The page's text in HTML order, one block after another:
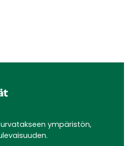
ympäristön,